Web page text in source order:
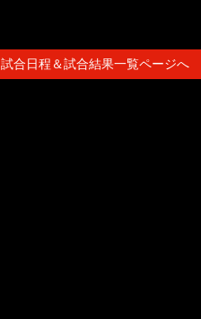
試合日程＆試合結果一覧ページへ